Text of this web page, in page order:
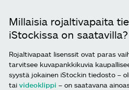
Millaisia rojaltivapaita
iStockissa on saatavilla?
Rojaltivapaat lisenssit ovat paras
tarvitsee kuvapankkikuvia
syystä jokainen iStockin tiedosto –
tai videoklippi – on saatavana